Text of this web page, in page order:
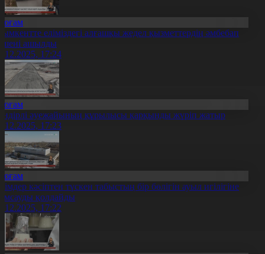
еліміздегі алғашқы жедел қызметтердің әмбебап
ашылды
17:24
әуежайының құрылысы қарқынды жүріп жатыр
17:23
кәсіптен түскен табыстың бір бөлігін ауыл игілігіне
қолдайды
17:22